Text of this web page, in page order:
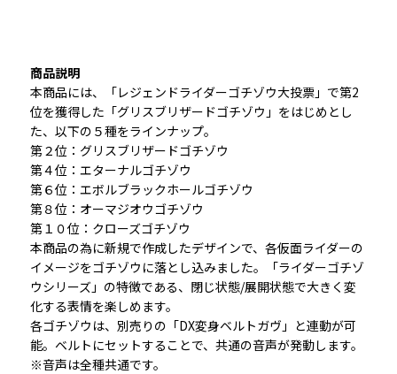
商品説明
本商品には、「レジェンドライダーゴチゾウ大投票」で第2
位を獲得した「グリスブリザードゴチゾウ」をはじめとし
た、以下の５種をラインナップ。
第２位：グリスブリザードゴチゾウ
第４位：エターナルゴチゾウ
第６位：エボルブラックホールゴチゾウ
第８位：オーマジオウゴチゾウ
第１０位：クローズゴチゾウ
本商品の為に新規で作成したデザインで、各仮面ライダーの
イメージをゴチゾウに落とし込みました。「ライダーゴチゾ
ウシリーズ」の特徴である、閉じ状態/展開状態で大きく変
化する表情を楽しめます。
各ゴチゾウは、別売りの「DX変身ベルトガヴ」と連動が可
能。ベルトにセットすることで、共通の音声が発動します。
※音声は全種共通です。